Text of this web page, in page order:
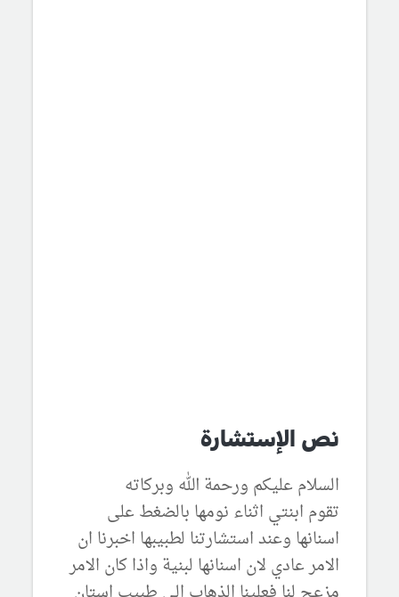
نص الإستشارة
السلام عليكم ورحمة الله وبركاته
تقوم ابنتي اثناء نومها بالضغط على
اسنانها وعند استشارتنا لطبيبها اخبرنا ان
الامر عادي لان اسنانها لبنية واذا كان الامر